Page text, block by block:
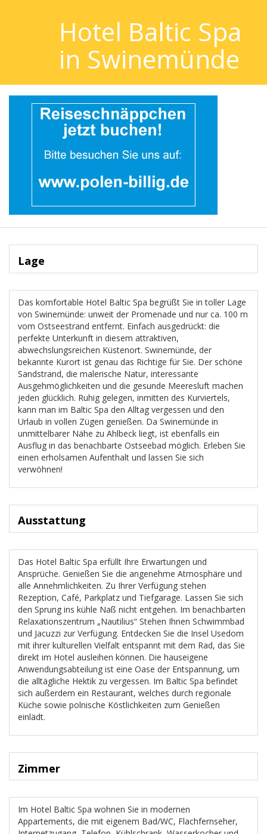
Hotel Baltic Spa
in Swinemünde
Lage
Das komfortable Hotel Baltic Spa begrüßt Sie in toller Lage
von Swinemünde: unweit der Promenade und nur ca. 100 m
vom Ostseestrand entfernt. Einfach ausgedrückt: die
perfekte Unterkunft in diesem attraktiven,
abwechslungsreichen Küstenort. Swinemünde, der
bekannte Kurort ist genau das Richtige für Sie. Der schöne
Sandstrand, die malerische Natur, interessante
Ausgehmöglichkeiten und die gesunde Meeresluft machen
jeden glücklich. Ruhig gelegen, inmitten des Kurviertels,
kann man im Baltic Spa den Alltag vergessen und den
Urlaub in vollen Zügen genießen. Da Swinemünde in
unmittelbarer Nähe zu Ahlbeck liegt, ist ebenfalls ein
Ausflug in das benachbarte Ostseebad möglich. Erleben Sie
einen erholsamen Aufenthalt und lassen Sie sich
verwöhnen!
Ausstattung
Das Hotel Baltic Spa erfüllt Ihre Erwartungen und
Ansprüche. Genießen Sie die angenehme Atmosphäre und
alle Annehmlichkeiten. Zu Ihrer Verfügung stehen
Rezeption, Café, Parkplatz und Tiefgarage. Lassen Sie sich
den Sprung ins kühle Naß nicht entgehen. Im benachbarten
Relaxationszentrum „Nautilius“ Stehen Ihnen Schwimmbad
und Jacuzzi zur Verfügung. Entdecken Sie die Insel Usedom
mit ihrer kulturellen Vielfalt entspannt mit dem Rad, das Sie
direkt im Hotel ausleihen können. Die hauseigene
Anwendungsabteilung ist eine Oase der Entspannung, um
die alltägliche Hektik zu vergessen. Im Baltic Spa befindet
sich außerdem ein Restaurant, welches durch regionale
Küche sowie polnische Köstlichkeiten zum Genießen
einlädt.
Zimmer
Im Hotel Baltic Spa wohnen Sie in modernen
Appartements, die mit eigenem Bad/WC, Flachfernseher,